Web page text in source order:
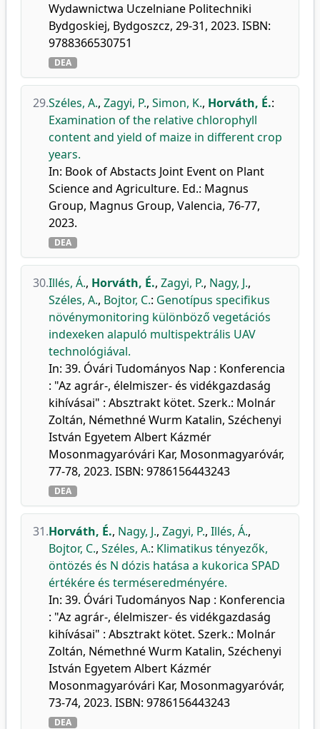
Wydawnictwa Uczelniane Politechniki
Bydgoskiej, Bydgoszcz, 29-31, 2023. ISBN:
9788366530751
DEA
29.Széles, A., Zagyi, P., Simon, K., Horváth, É.:
Examination of the relative chlorophyll
content and yield of maize in different crop
years.
In: Book of Abstacts Joint Event on Plant
Science and Agriculture. Ed.: Magnus
Group, Magnus Group, Valencia, 76-77,
2023.
DEA
30.Illés, Á., Horváth, É., Zagyi, P., Nagy, J.,
Széles, A., Bojtor, C.: Genotípus specifikus
növénymonitoring különböző vegetációs
indexeken alapuló multispektrális UAV
technológiával.
In: 39. Óvári Tudományos Nap : Konferencia
: "Az agrár-, élelmiszer- és vidékgazdaság
kihívásai" : Absztrakt kötet. Szerk.: Molnár
Zoltán, Némethné Wurm Katalin, Széchenyi
István Egyetem Albert Kázmér
Mosonmagyaróvári Kar, Mosonmagyaróvár,
77-78, 2023. ISBN: 9786156443243
DEA
31.Horváth, É., Nagy, J., Zagyi, P., Illés, Á.,
Bojtor, C., Széles, A.: Klimatikus tényezők,
öntözés és N dózis hatása a kukorica SPAD
értékére és terméseredményére.
In: 39. Óvári Tudományos Nap : Konferencia
: "Az agrár-, élelmiszer- és vidékgazdaság
kihívásai" : Absztrakt kötet. Szerk.: Molnár
Zoltán, Némethné Wurm Katalin, Széchenyi
István Egyetem Albert Kázmér
Mosonmagyaróvári Kar, Mosonmagyaróvár,
73-74, 2023. ISBN: 9786156443243
DEA